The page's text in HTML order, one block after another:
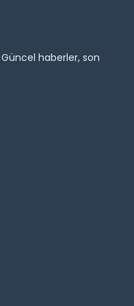
haberler, son